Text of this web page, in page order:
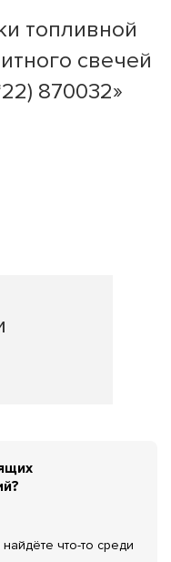
топливной
свечей
870032»
что-то среди